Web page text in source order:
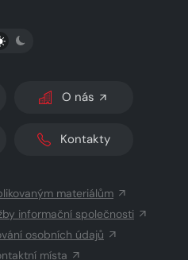
PŘEPNOUT SVĚTLÝ/TMAVÝ REŽIM
O nás
Kontakty
materiálům
informační společnosti
osobních údajů
místa